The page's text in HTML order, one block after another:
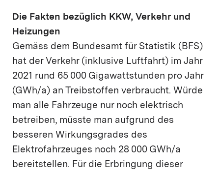
Die Fakten bezüglich KKW, Verkehr und
Heizungen
Gemäss dem Bundesamt für Statistik (BFS)
hat der Verkehr (inklusive Luftfahrt) im Jahr
2021 rund 65 000 Gigawattstunden pro Jahr
(GWh/a) an Treibstoffen verbraucht. Würde
man alle Fahrzeuge nur noch elektrisch
betreiben, müsste man aufgrund des
besseren Wirkungsgrades des
Elektrofahrzeuges noch 28 000 GWh/a
bereitstellen. Für die Erbringung dieser